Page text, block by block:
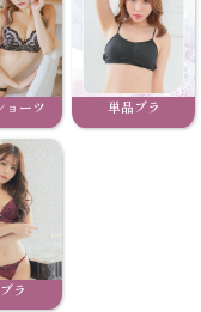
ョーツ 単品ブラ
ラ